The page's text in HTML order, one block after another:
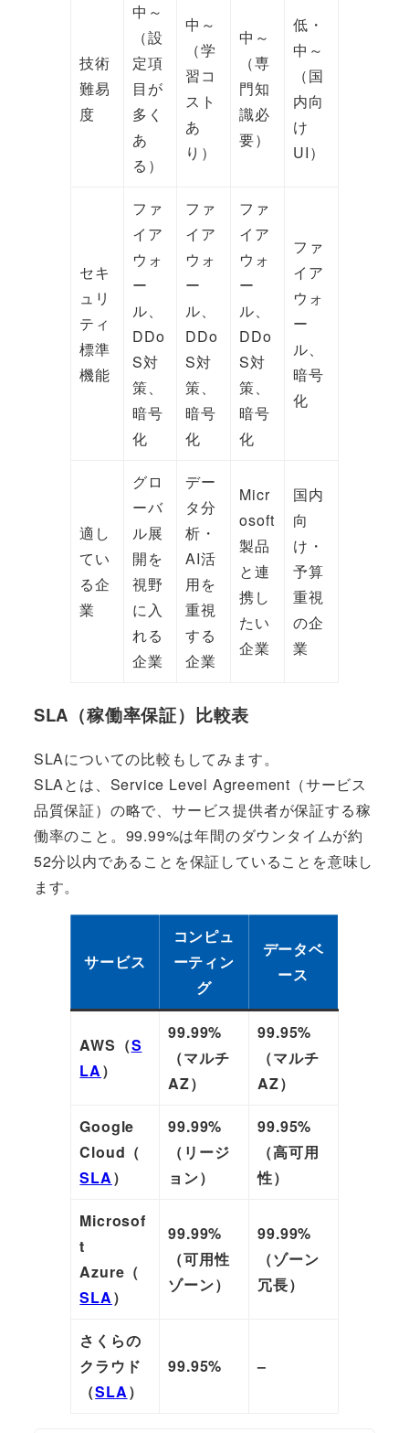
技術
難易
度
中～
（設
定項
目が
多く
あ
る）
中～
（学
習コ
スト
あ
り）
中～
（専
門知
識必
要）
低・
中～
（国
内向
け
UI）
セキ
ュリ
ティ
標準
機能
ファ
イア
ウォ
ー
ル、
DDo
S対
策、
暗号
化
ファ
イア
ウォ
ー
ル、
DDo
S対
策、
暗号
化
ファ
イア
ウォ
ー
ル、
DDo
S対
策、
暗号
化
ファ
イア
ウォ
ー
ル、
暗号
化
適し
てい
る企
業
グロ
ーバ
ル展
開を
視野
に入
れる
企業
デー
タ分
析・
AI活
用を
重視
する
企業
Micr
osoft
製品
と連
携し
たい
企業
国内
向
け・
予算
重視
の企
業
SLA（稼働率保証）比較表
SLAについての比較もしてみます。
SLAとは、Service Level Agreement（サービス
品質保証）の略で、サービス提供者が保証する稼
働率のこと。99.99%は年間のダウンタイムが約
52分以内であることを保証していることを意味し
ます。
サービス
コンピュ
ーティン
グ
データベ
ース
AWS（S
LA）
99.99%
（マルチ
AZ）
99.95%
（マルチ
AZ）
Google
Cloud（
SLA）
99.99%
（リージ
ョン）
99.95%
（高可用
性）
Microsof
t
Azure（
SLA）
99.99%
（可用性
ゾーン）
99.99%
（ゾーン
冗長）
さくらの
クラウド
（SLA）
99.95% –